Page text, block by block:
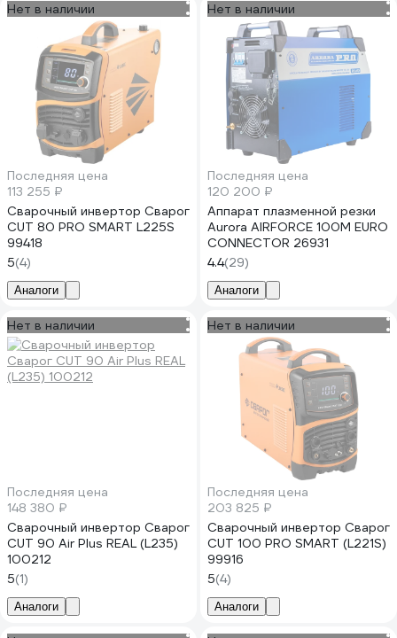
Нет в наличии
Последняя цена
113 255 ₽
Сварочный инвертор Сварог
CUT 80 PRO SMART L225S
99418
5(4)
Аналоги
Нет в наличии
Последняя цена
120 200 ₽
Аппарат плазменной резки
Aurora AIRFORCE 100M EURO
CONNECTOR 26931
4.4(29)
Аналоги
Нет в наличии
Последняя цена
148 380 ₽
Сварочный инвертор Сварог
CUT 90 Air Plus REAL (L235)
100212
5(1)
Аналоги
Нет в наличии
Последняя цена
203 825 ₽
Сварочный инвертор Сварог
CUT 100 PRO SMART (L221S)
99916
5(4)
Аналоги